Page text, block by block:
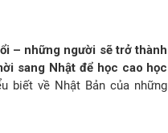
– những người sẽ trở thành
sang Nhật để học cao học
biết về Nhật Bản của những